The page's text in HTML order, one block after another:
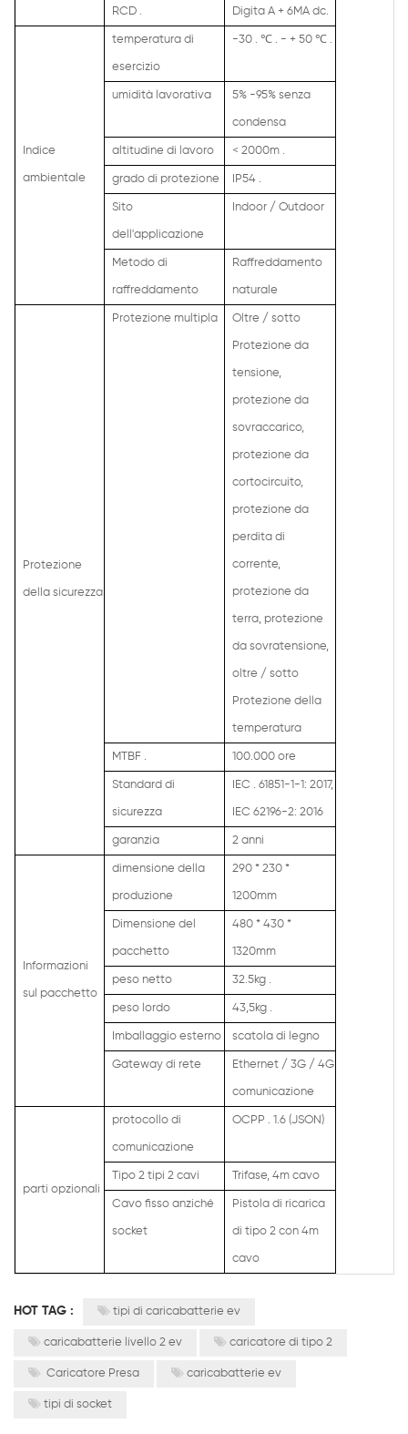
RCD . Digita A + 6MA dc.
Indice
ambientale
temperatura di
esercizio
-30 . ℃ . - + 50 ℃ .
umidità lavorativa 5% -95% senza
condensa
altitudine di lavoro < 2000m .
grado di protezione IP54 .
Sito
dell'applicazione
Indoor / Outdoor
Metodo di
raffreddamento
Raffreddamento
naturale
Protezione
della sicurezza
Protezione multipla Oltre / sotto
Protezione da
tensione,
protezione da
sovraccarico,
protezione da
cortocircuito,
protezione da
perdita di
corrente,
protezione da
terra, protezione
da sovratensione,
oltre / sotto
Protezione della
temperatura
MTBF . 100.000 ore
Standard di
sicurezza
IEC . 61851-1-1: 2017,
IEC 62196-2: 2016
garanzia 2 anni
Informazioni
sul pacchetto
dimensione della
produzione
290 * 230 *
1200mm
Dimensione del
pacchetto
480 * 430 *
1320mm
peso netto 32.5kg .
peso lordo 43,5kg .
Imballaggio esterno scatola di legno
Gateway di rete Ethernet / 3G / 4G
comunicazione
parti opzionali
protocollo di
comunicazione
OCPP . 1.6 (JSON)
Tipo 2 tipi 2 cavi Trifase, 4m cavo
Cavo fisso anziché
socket
Pistola di ricarica
di tipo 2 con 4m
cavo
HOT TAG : tipi di caricabatterie ev
caricabatterie livello 2 ev caricatore di tipo 2
Caricatore Presa caricabatterie ev
tipi di socket